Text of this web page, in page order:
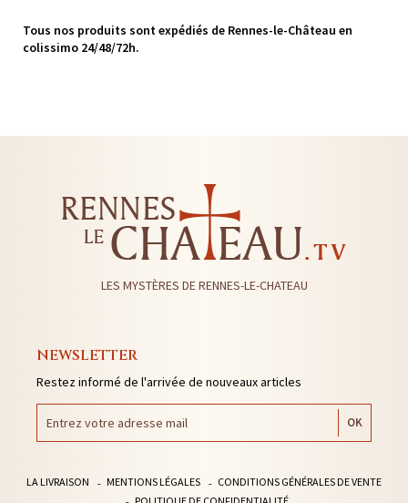
Tous nos produits sont expédiés de Rennes-le-Château en
colissimo 24/48/72h.
LES MYSTÈRES DE RENNES-LE-CHATEAU
NEWSLETTER
Restez informé de l'arrivée de nouveaux articles
LA LIVRAISON MENTIONS LÉGALES
CONDITIONS GÉNÉRALES DE VENTE